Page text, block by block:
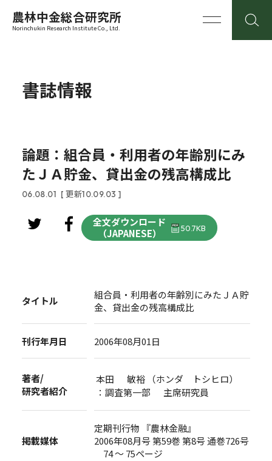
農林中金総合研究所
Norinchukin Research Institute Co., Ltd.
書誌情報
論題：組合員・利用者の年齢別にみ
たＪＡ貯金、貸出金の残高構成比
06.08.01 [ 更新10.09.03 ]
全文ダウンロード
（JAPANESE）
50.7KB
タイトル
組合員・利用者の年齢別にみたＪＡ貯
金、貸出金の残高構成比
刊行年月日 2006年08月01日
著者/
研究者紹介
本田 敏裕 （ホンダ トシヒロ）
：調査第一部 主席研究員
掲載媒体
定期刊行物 『農林金融』
2006年08月号 第59巻 第8号 通巻726号
74 ～ 75ページ